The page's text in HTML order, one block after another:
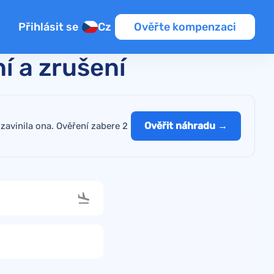
Přihlásit se Cz Ověřte kompenzaci
a zrušení
ona. Ověření zabere 2
Ověřit náhradu →